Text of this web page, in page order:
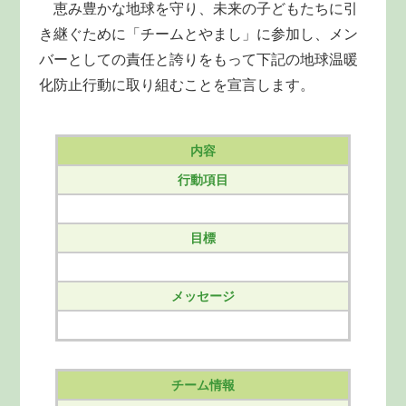
恵み豊かな地球を守り、未来の子どもたちに引
き継ぐために「チームとやまし」に参加し、メン
バーとしての責任と誇りをもって下記の地球温暖
化防止行動に取り組むことを宣言します。
内容
行動項目
目標
メッセージ
チーム情報